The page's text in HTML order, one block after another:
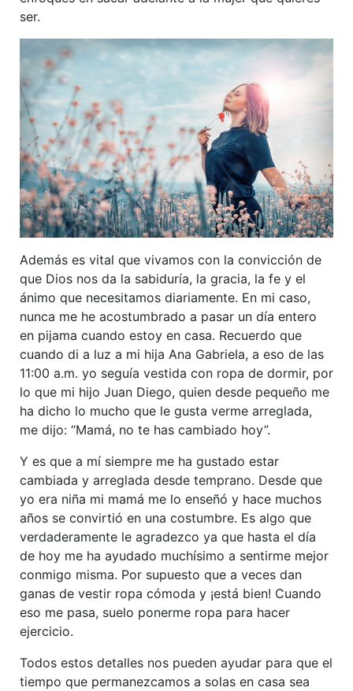
ser.
Además es vital que vivamos con la convicción de
que Dios nos da la sabiduría, la gracia, la fe y el
ánimo que necesitamos diariamente. En mi caso,
nunca me he acostumbrado a pasar un día entero
en pijama cuando estoy en casa. Recuerdo que
cuando di a luz a mi hija Ana Gabriela, a eso de las
11:00 a.m. yo seguía vestida con ropa de dormir, por
lo que mi hijo Juan Diego, quien desde pequeño me
ha dicho lo mucho que le gusta verme arreglada,
me dijo: “Mamá, no te has cambiado hoy”.
Y es que a mí siempre me ha gustado estar
cambiada y arreglada desde temprano. Desde que
yo era niña mi mamá me lo enseñó y hace muchos
años se convirtió en una costumbre. Es algo que
verdaderamente le agradezco ya que hasta el día
de hoy me ha ayudado muchísimo a sentirme mejor
conmigo misma. Por supuesto que a veces dan
ganas de vestir ropa cómoda y ¡está bien! Cuando
eso me pasa, suelo ponerme ropa para hacer
ejercicio.
Todos estos detalles nos pueden ayudar para que el
tiempo que permanezcamos a solas en casa sea